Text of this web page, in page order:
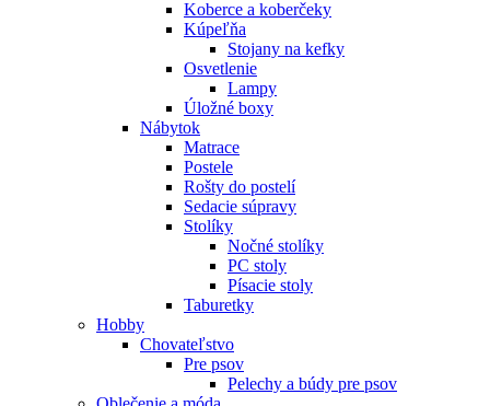
Koberce a koberčeky
Kúpeľňa
Stojany na kefky
Osvetlenie
Lampy
Úložné boxy
Nábytok
Matrace
Postele
Rošty do postelí
Sedacie súpravy
Stolíky
Nočné stolíky
PC stoly
Písacie stoly
Taburetky
Hobby
Chovateľstvo
Pre psov
Pelechy a búdy pre psov